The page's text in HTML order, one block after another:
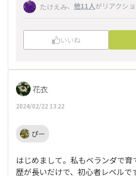
たけえみ、 他11人がリアクシ
いいね
花衣
2024/02/22 13:22
ぴー
はじめまして。私もベランダで育
歴が長いだけで、初心者レベルで